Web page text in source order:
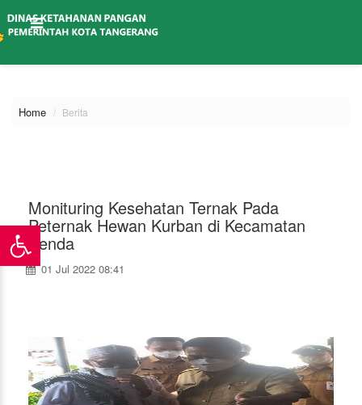
Home Berita
Monituring Kesehatan Ternak Pada
Peternak Hewan Kurban di Kecamatan
Benda
01 Jul 2022 08:41